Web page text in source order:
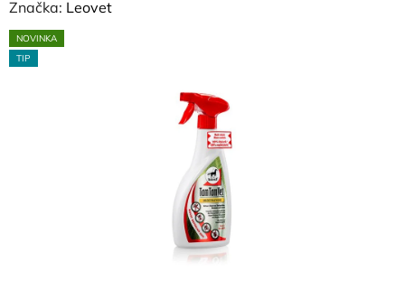
hodnocení
produktu
je
Značka: Leovet
NOVINKA
TIP